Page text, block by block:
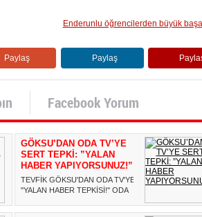
Enderunlu öğrencilerden büyük
Paylaş Paylaş
Facebook Yorum
GÖKSU’DAN ODA TV’YE
SERT TEPKİ: ”YALAN
HABER YAPIYORSUNUZ!”
TEVFİK GÖKSU'DAN ODA TV'YE
''YALAN HABER TEPKİSİ!'' ODA
...